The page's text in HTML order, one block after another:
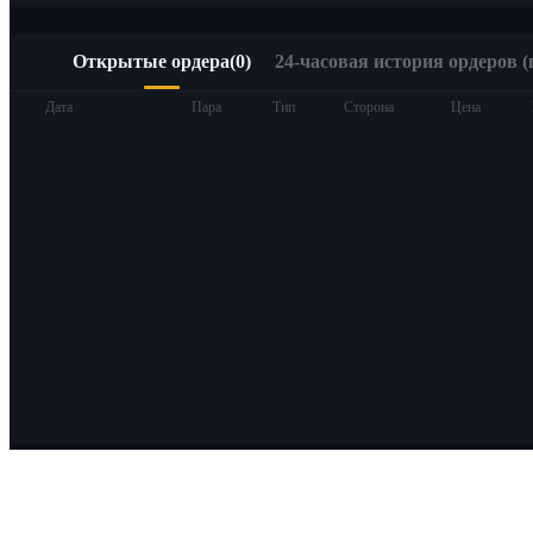
Открытые ордера(0) 24-часовая история ордеров
Дата Пара Тип Сторона Цена